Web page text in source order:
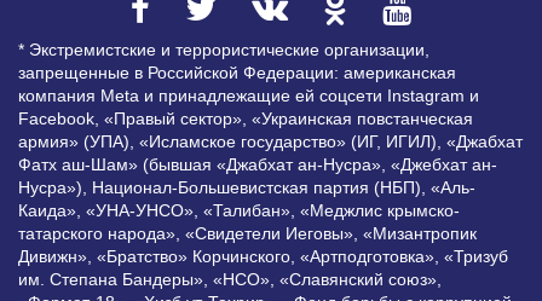
* Экстремистские и террористические организации,
запрещенные в Российской Федерации: американская
компания Meta и принадлежащие ей соцсети Instagram и
Facebook, «Правый сектор», «Украинская повстанческая
армия» (УПА), «Исламское государство» (ИГ, ИГИЛ), «Джабхат
Фатх аш-Шам» (бывшая «Джабхат ан-Нусра», «Джебхат ан-
Нусра»), Национал-Большевистская партия (НБП), «Аль-
Каида», «УНА-УНСО», «Талибан», «Меджлис крымско-
татарского народа», «Свидетели Иеговы», «Мизантропик
Дивижн», «Братство» Корчинского, «Артподготовка», «Тризуб
им. Степана Бандеры», «НСО», «Славянский союз»,